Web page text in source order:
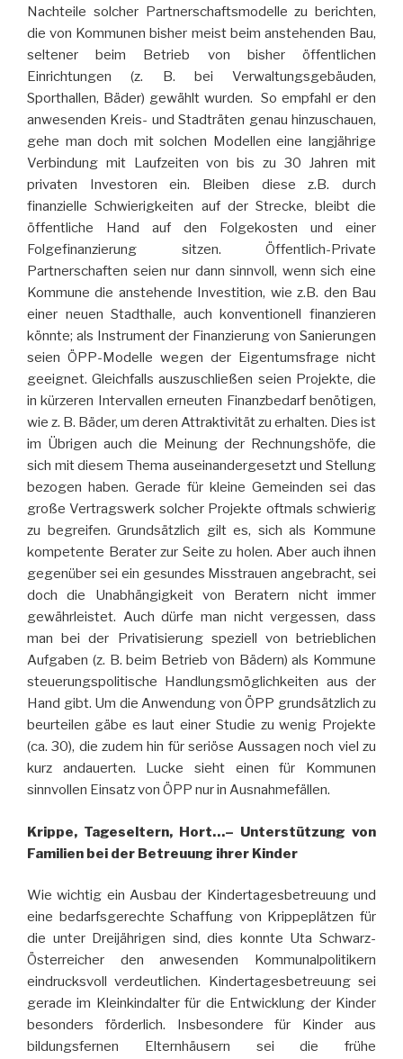
Nachteile solcher Partnerschaftsmodelle zu berichten,
die von Kommunen bisher meist beim anstehenden Bau,
seltener beim Betrieb von bisher öffentlichen
Einrichtungen (z. B. bei Verwaltungsgebäuden,
Sporthallen, Bäder) gewählt wurden. So empfahl er den
anwesenden Kreis- und Stadträten genau hinzuschauen,
gehe man doch mit solchen Modellen eine langjährige
Verbindung mit Laufzeiten von bis zu 30 Jahren mit
privaten Investoren ein. Bleiben diese z.B. durch
finanzielle Schwierigkeiten auf der Strecke, bleibt die
öffentliche Hand auf den Folgekosten und einer
Folgefinanzierung sitzen. Öffentlich-Private
Partnerschaften seien nur dann sinnvoll, wenn sich eine
Kommune die anstehende Investition, wie z.B. den Bau
einer neuen Stadthalle, auch konventionell finanzieren
könnte; als Instrument der Finanzierung von Sanierungen
seien ÖPP-Modelle wegen der Eigentumsfrage nicht
geeignet. Gleichfalls auszuschließen seien Projekte, die
in kürzeren Intervallen erneuten Finanzbedarf benötigen,
wie z. B. Bäder, um deren Attraktivität zu erhalten. Dies ist
im Übrigen auch die Meinung der Rechnungshöfe, die
sich mit diesem Thema auseinandergesetzt und Stellung
bezogen haben. Gerade für kleine Gemeinden sei das
große Vertragswerk solcher Projekte oftmals schwierig
zu begreifen. Grundsätzlich gilt es, sich als Kommune
kompetente Berater zur Seite zu holen. Aber auch ihnen
gegenüber sei ein gesundes Misstrauen angebracht, sei
doch die Unabhängigkeit von Beratern nicht immer
gewährleistet. Auch dürfe man nicht vergessen, dass
man bei der Privatisierung speziell von betrieblichen
Aufgaben (z. B. beim Betrieb von Bädern) als Kommune
steuerungspolitische Handlungsmöglichkeiten aus der
Hand gibt. Um die Anwendung von ÖPP grundsätzlich zu
beurteilen gäbe es laut einer Studie zu wenig Projekte
(ca. 30), die zudem hin für seriöse Aussagen noch viel zu
kurz andauerten. Lucke sieht einen für Kommunen
sinnvollen Einsatz von ÖPP nur in Ausnahmefällen.
Krippe, Tageseltern, Hort…– Unterstützung von
Familien bei der Betreuung ihrer Kinder
Wie wichtig ein Ausbau der Kindertagesbetreuung und
eine bedarfsgerechte Schaffung von Krippeplätzen für
die unter Dreijährigen sind, dies konnte Uta Schwarz-
Österreicher den anwesenden Kommunalpolitikern
eindrucksvoll verdeutlichen. Kindertagesbetreuung sei
gerade im Kleinkindalter für die Entwicklung der Kinder
besonders förderlich. Insbesondere für Kinder aus
bildungsfernen Elternhäusern sei die frühe